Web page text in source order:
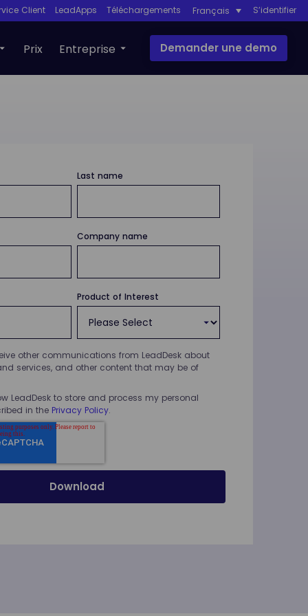
Client LeadApps Téléchargements Français S’identifier
Prix Entreprise Demander une demo
Last name
Company name
Product of Interest
other communications from LeadDesk about
services, and other content that may be of
LeadDesk to store and process my personal
in the Privacy Policy.